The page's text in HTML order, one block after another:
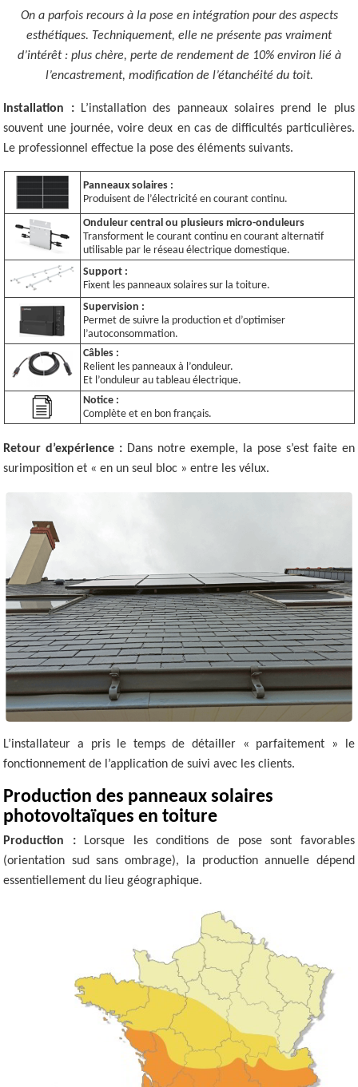
On a parfois recours à la pose en intégration pour des aspects
esthétiques. Techniquement, elle ne présente pas vraiment
d’intérêt : plus chère, perte de rendement de 10% environ lié à
l’encastrement, modification de l’étanchéité du toit.
Installation :L’installation des panneaux solaires prend le plus
souvent une journée, voire deux en cas de difficultés particulières.
Le professionnel effectue la pose des éléments suivants.
Panneaux solaires :
Produisent de l’électricité en courant continu.
Onduleur central ou plusieurs micro-onduleurs
Transforment le courant continu en courant alternatif
utilisable par le réseau électrique domestique.
Support :
Fixent les panneaux solaires sur la toiture.
Supervision :
Permet de suivre la production et d’optimiser
l’autoconsommation.
Câbles :
Relient les panneaux à l’onduleur.
Et l’onduleur au tableau électrique.
Notice :
Complète et en bon français.
Retour d’expérience : Dans notre exemple, la pose s’est faite en
surimposition et « en un seul bloc » entre les vélux.
L’installateur a pris le temps de détailler « parfaitement » le
fonctionnement de l’application de suivi avec les clients.
Production des panneaux solaires
photovoltaïques en toiture
Production :Lorsque les conditions de pose sont favorables
(orientation sud sans ombrage), la production annuelle dépend
essentiellement du lieu géographique.